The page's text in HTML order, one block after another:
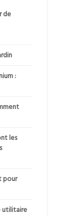
de
:
les
pour
utilitaire